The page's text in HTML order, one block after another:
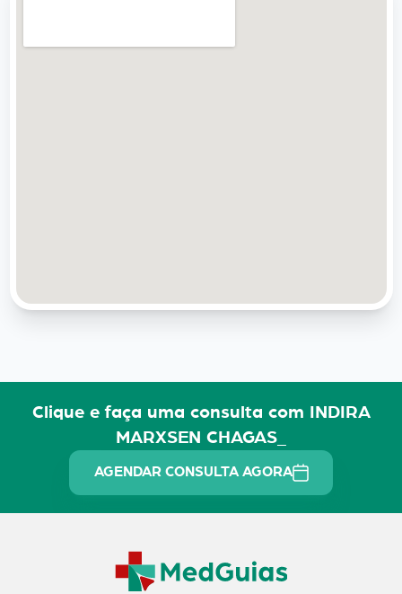
Clique e faça uma consulta com INDIRA
MARXSEN CHAGAS_
AGENDAR CONSULTA AGORA